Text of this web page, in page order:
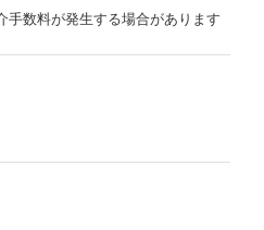
数料が発生する場合があります